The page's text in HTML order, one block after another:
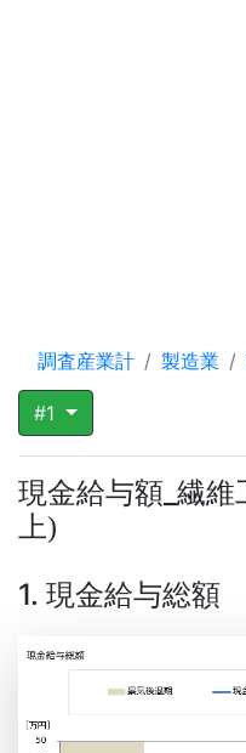
調査産業計 製造業
#1
現金給与額_繊維
上)
1. 現金給与総額